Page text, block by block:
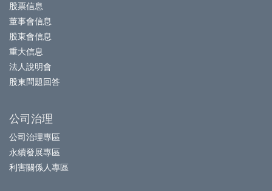
股票信息
董事會信息
股東會信息
重大信息
法人說明會
股東問題回答
公司治理
公司治理專區
永續發展專區
利害關係人專區